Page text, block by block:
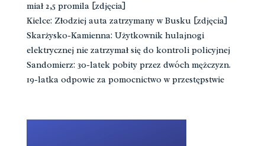
miał 2,5 promila [zdjęcia]
Kielce: Złodziej auta zatrzymany w Busku [zdjęcia]
Skarżysko-Kamienna: Użytkownik hulajnogi
elektrycznej nie zatrzymał się do kontroli policyjnej
Sandomierz: 30-latek pobity przez dwóch mężczyzn.
19-latka odpowie za pomocnictwo w przestępstwie